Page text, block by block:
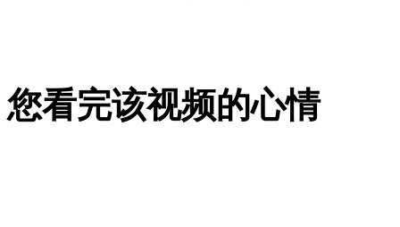
您看完该视频的心情